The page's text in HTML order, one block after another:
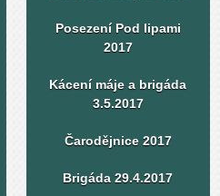
Posezení Pod lipami
2017
Kácení máje a brigáda
3.5.2017
Čarodějnice 2017
Brigáda 29.4.2017